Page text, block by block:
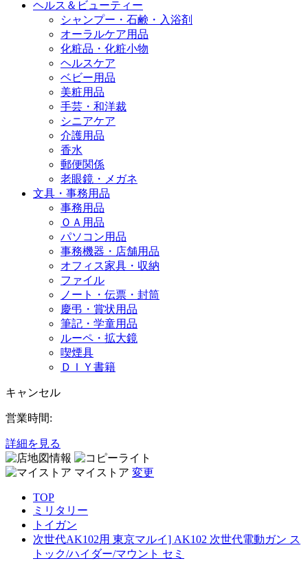
ヘルス＆ビューティー
シャンプー・石鹸・入浴剤
オーラルケア用品
化粧品・化粧小物
ヘルスケア
ベビー用品
美粧用品
手芸・和洋裁
シニアケア
介護用品
香水
郵便関係
老眼鏡・メガネ
文具・事務用品
事務用品
ＯＡ用品
パソコン用品
事務機器・店舗用品
オフィス家具・収納
ファイル
ノート・伝票・封筒
慶弔・賞状用品
筆記・学童用品
ルーペ・拡大鏡
喫煙具
ＤＩＹ書籍
キャンセル
営業時間:
詳細を見る
マイストア 変更
TOP
ミリタリー
トイガン
次世代AK102用 東京マルイ] AK102 次世代電動ガン ス
トック/ハイダー/マウント セミ